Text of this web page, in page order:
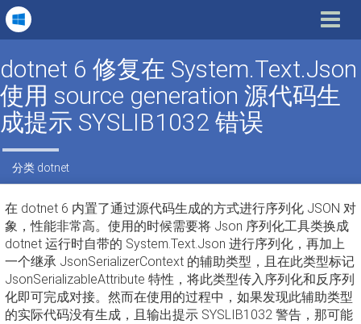
Toggle
dotnet 6 修复在 System.Text.Json
使用 source generation 源代码生
成提示 SYSLIB1032 错误
分类 dotnet
在 dotnet 6 内置了通过源代码生成的方式进行序列化 JSON 对
象，性能非常高。使用的时候需要将 Json 序列化工具类换成
dotnet 运行时自带的 System.Text.Json 进行序列化，再加上
一个继承 JsonSerializerContext 的辅助类型，且在此类型标记
JsonSerializableAttribute 特性，将此类型传入序列化和反序列
化即可完成对接。然而在使用的过程中，如果发现此辅助类型
的实际代码没有生成，且输出提示 SYSLIB1032 警告，那可能